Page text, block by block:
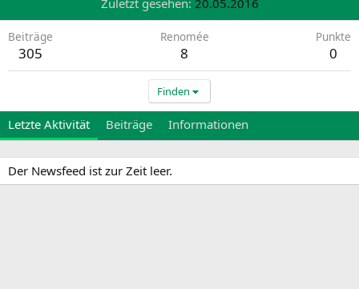
Zuletzt gesehen 20.05.2016
Beiträge
305
Renomée
8
Punkte
0
Finden
Letzte Aktivität Beiträge Informationen
Der Newsfeed ist zur Zeit leer.